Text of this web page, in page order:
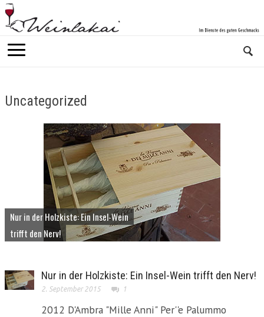
Uncategorized
Nur in der Holzkiste: Ein Insel-Wein
trifft den Nerv!
Nur in der Holzkiste: Ein Insel-Wein trifft den Nerv!
2. September 2015 1
2012 D'Ambra "Mille Anni" Per''e Palummo